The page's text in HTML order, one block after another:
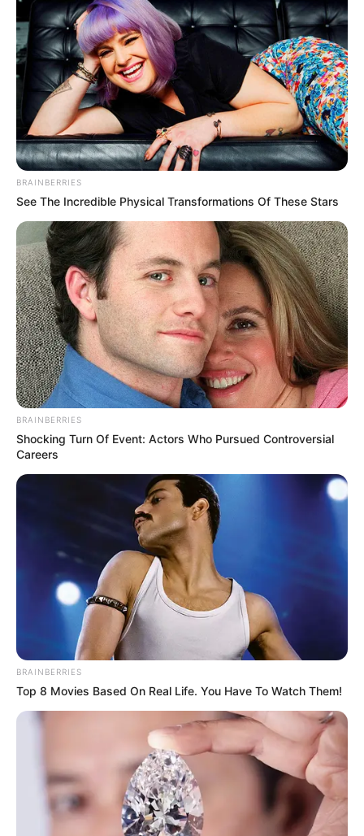
HOY
Dolor en la familia Messi: falleció
Jorge, el papá del capitán
argentino
Roldán: le retuvieron la moto, quiso
escapar y agredió a la policía, pero
terminó detenido
Peñas, música en vivo y noches temáticas:
El Casco Bar de Estancia Damfield
presentó su agenda de agosto
Roldán pintará sus 160 años: crearán un
mural en vivo en el Paseo de la Estación
Di Stefano: “Llevar gas natural a más
localidades es impulsar el crecimiento de
toda la región”